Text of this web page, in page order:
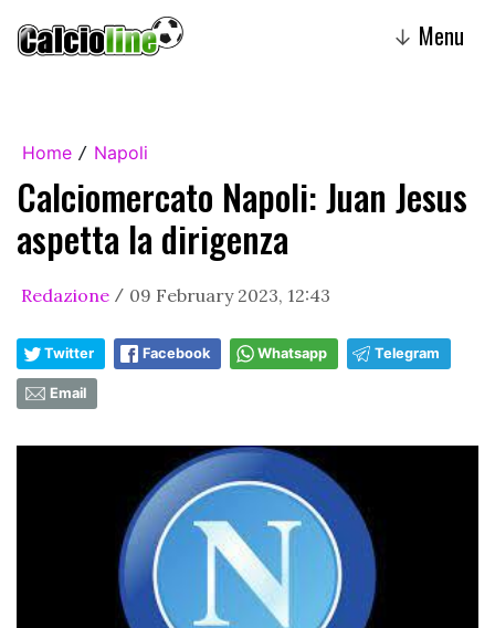
↓ Menu
Home / Napoli
Calciomercato Napoli: Juan Jesus
aspetta la dirigenza
Redazione / 09 February 2023, 12:43
Twitter Facebook Whatsapp Telegram
Email